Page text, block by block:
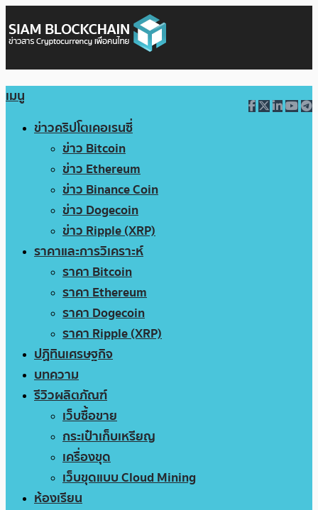
เมนู
ข่าวคริปโตเคอเรนซี่
ข่าว Bitcoin
ข่าว Ethereum
ข่าว Binance Coin
ข่าว Dogecoin
ข่าว Ripple (XRP)
ราคาและการวิเคราะห์
ราคา Bitcoin
ราคา Ethereum
ราคา Dogecoin
ราคา Ripple (XRP)
ปฏิทินเศรษฐกิจ
บทความ
รีวิวผลิตภัณฑ์
เว็บซื้อขาย
กระเป๋าเก็บเหรียญ
เครื่องขุด
เว็บขุดแบบ Cloud Mining
ห้องเรียน